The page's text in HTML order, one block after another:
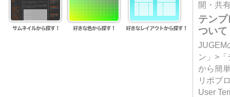
開・共
テン
ついて
JUGEM
ン」>
から簡
リポブ
User